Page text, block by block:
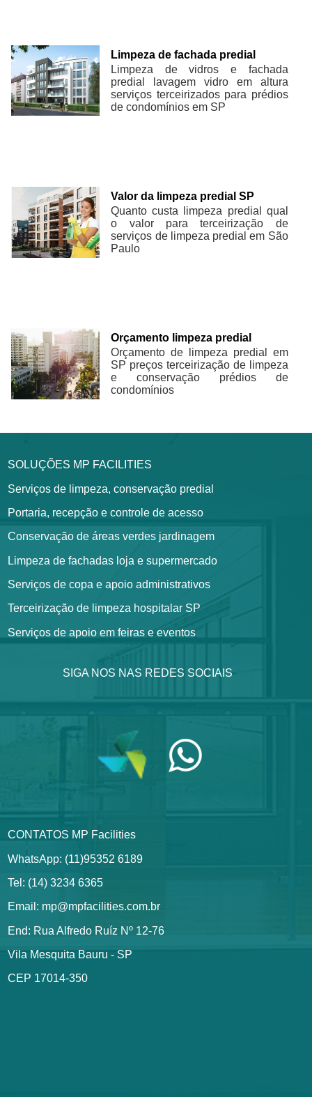
Limpeza de fachada predial
Limpeza de vidros e fachada
predial lavagem vidro em altura
serviços terceirizados para prédios
de condomínios em SP
Valor da limpeza predial SP
Quanto custa limpeza predial qual
o valor para terceirização de
serviços de limpeza predial em São
Paulo
Orçamento limpeza predial
Orçamento de limpeza predial em
SP preços terceirização de limpeza
e conservação prédios de
condomínios
SOLUÇÕES MP FACILITIES
Serviços de limpeza, conservação predial
Portaria, recepção e controle de acesso
Conservação de áreas verdes jardinagem
Limpeza de fachadas loja e supermercado
Serviços de copa e apoio administrativos
Terceirização de limpeza hospitalar SP
Serviços de apoio em feiras e eventos
SIGA NOS NAS REDES SOCIAIS
CONTATOS MP Facilities
WhatsApp: (11)95352 6189
Tel: (14) 3234 6365
Email: mp@mpfacilities.com.br
End: Rua Alfredo Ruíz Nº 12-76
Vila Mesquita Bauru - SP
CEP 17014-350